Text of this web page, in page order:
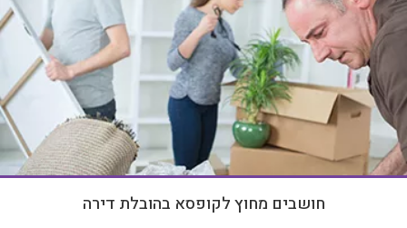
חושבים מחוץ לקופסא בהובלת דירה